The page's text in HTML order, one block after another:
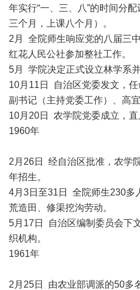
年实行“一、三、八”的时间分
三个月，上课八个月）。
2月 全院师生响应党的八届三
红花人民公社参加整社工作。
5月 学院决定正式设立林学系并
10月11日 自治区党委发文，
副书记（主持党委工作）、高
10月20日 农学院党委成立，直
1960年
2月26日 经自治区批准，农学
年招生。
4月3日至31日 全院师生230多
荒造田、修渠挖沟劳动。
5月17日 自治区编制委员会下
织机构。
1961年
2月25日 由农业部调派的50多